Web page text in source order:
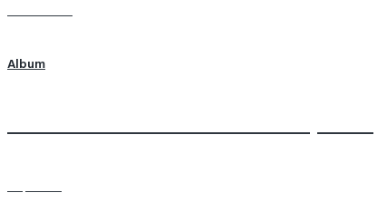
Learn more
Album
Человек как Божественное творение.